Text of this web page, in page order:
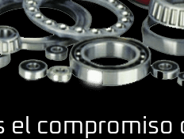
compromiso